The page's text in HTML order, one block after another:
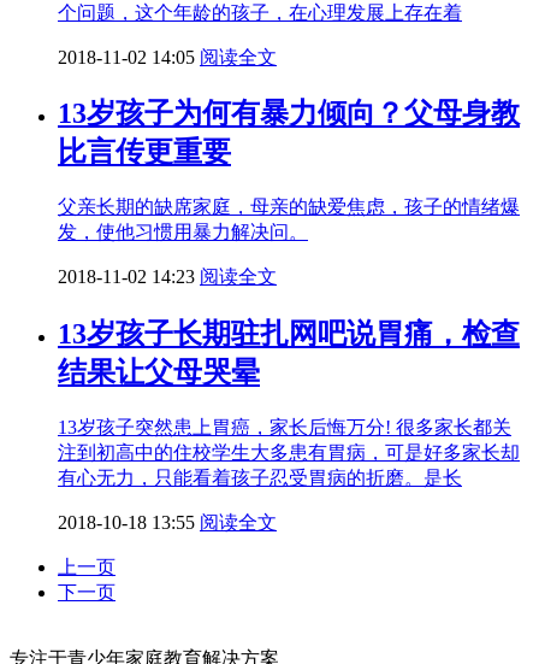
个问题，这个年龄的孩子，在心理发展上存在着
2018-11-02 14:05 阅读全文
13岁孩子为何有暴力倾向？父母身教
比言传更重要
父亲长期的缺席家庭，母亲的缺爱焦虑，孩子的情绪爆
发，使他习惯用暴力解决问。
2018-11-02 14:23 阅读全文
13岁孩子长期驻扎网吧说胃痛，检查
结果让父母哭晕
13岁孩子突然患上胃癌，家长后悔万分! 很多家长都关
注到初高中的住校学生大多患有胃病，可是好多家长却
有心无力，只能看着孩子忍受胃病的折磨。是长
2018-10-18 13:55 阅读全文
上一页
下一页
专注于青少年家庭教育解决方案